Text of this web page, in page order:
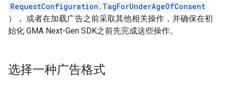
RequestConfiguration.TagForUnderAgeOfConsent
）， 或者在加载广告之前采取其他相关操作，并确保在初
始化 GMA Next-Gen SDK之前先完成这些操作。
选择一种广告格式